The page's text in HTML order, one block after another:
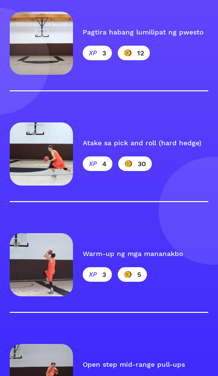
Pagtira habang lumilipat ng pwesto
3 12
Atake sa pick and roll (hard hedge)
4 30
Warm-up ng mga mananakbo
3 5
Open step mid-range pull-ups